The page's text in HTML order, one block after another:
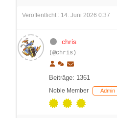
Veröffentlicht : 14. Juni 2026 0:37
chris
(@chris)
Beiträge: 1361
Noble Member Admin